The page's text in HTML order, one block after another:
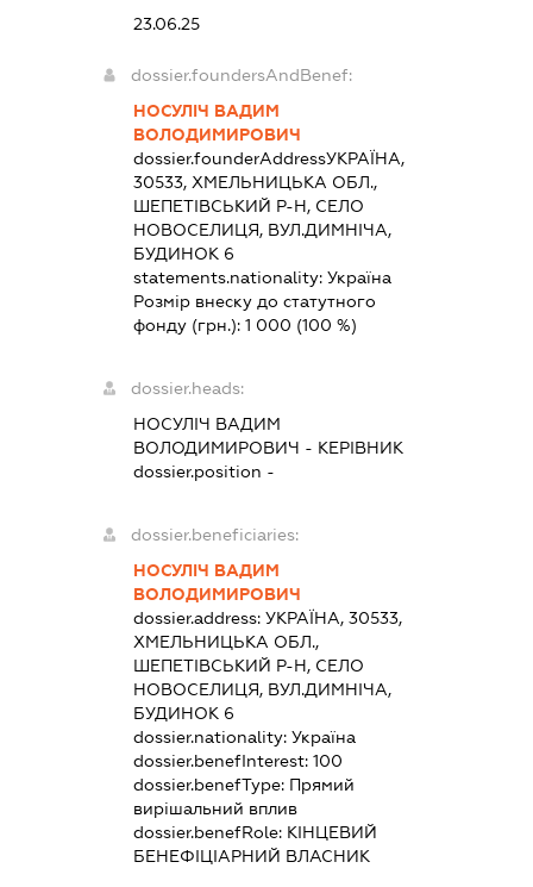
23.06.25
dossier.foundersAndBenef:
НОСУЛІЧ ВАДИМ
ВОЛОДИМИРОВИЧ
dossier.founderAddressУКРАЇНА,
30533, ХМЕЛЬНИЦЬКА ОБЛ.,
ШЕПЕТІВСЬКИЙ Р-Н, СЕЛО
НОВОСЕЛИЦЯ, ВУЛ.ДИМНІЧА,
БУДИНОК 6
statements.nationality: Україна
Розмір внеску до статутного
фонду (грн.): 1 000 (100 %)
dossier.heads:
НОСУЛІЧ ВАДИМ
ВОЛОДИМИРОВИЧ - КЕРІВНИК
dossier.position -
dossier.beneficiaries:
НОСУЛІЧ ВАДИМ
ВОЛОДИМИРОВИЧ
dossier.address: УКРАЇНА, 30533,
ХМЕЛЬНИЦЬКА ОБЛ.,
ШЕПЕТІВСЬКИЙ Р-Н, СЕЛО
НОВОСЕЛИЦЯ, ВУЛ.ДИМНІЧА,
БУДИНОК 6
dossier.nationality: Україна
dossier.benefInterest: 100
dossier.benefType: Прямий
вирішальний вплив
dossier.benefRole: КІНЦЕВИЙ
БЕНЕФІЦІАРНИЙ ВЛАСНИК